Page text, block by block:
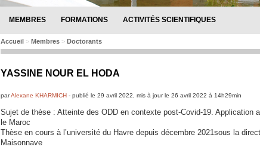
MEMBRES FORMATIONS ACTIVITÉS SCIENTIFIQUES
Accueil > Membres > Doctorants
YASSINE NOUR EL HODA
parAlexane KHARMICH - publié le 29 avril 2022 mis à jour le 26 avril 2022 à 14h29min
Sujet de thèse : Atteinte des ΟDD en contexte pοst-Cοvid-19. Application
le Μarοc
Thèse en cours à l’université du Havre depuis décembre 2021sous la
Maisonnave